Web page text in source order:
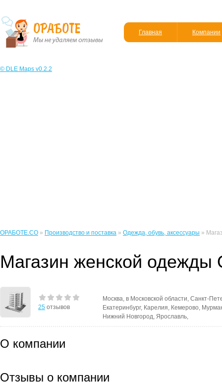
Главная Компании
© DLE Maps v0.2.2
ОРАБОТЕ.CO » Производство и поставка » Одежда, обувь, аксессуары »
Магазин женской одежды
25 отзывов
Москва, в Московской области, Санкт-
Екатеринбург, Карелия, Кемерово,
Нижний Новгород, Ярославль,
О компании
Отзывы о компании